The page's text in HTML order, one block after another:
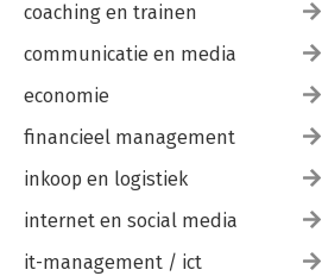
coaching en trainen
communicatie en media
economie
financieel management
inkoop en logistiek
internet en social media
it-management / ict